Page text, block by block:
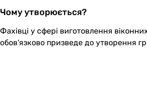
Чому утворюється?
Фахівці у сфері виготовлення
обов'язково призведе до утворення